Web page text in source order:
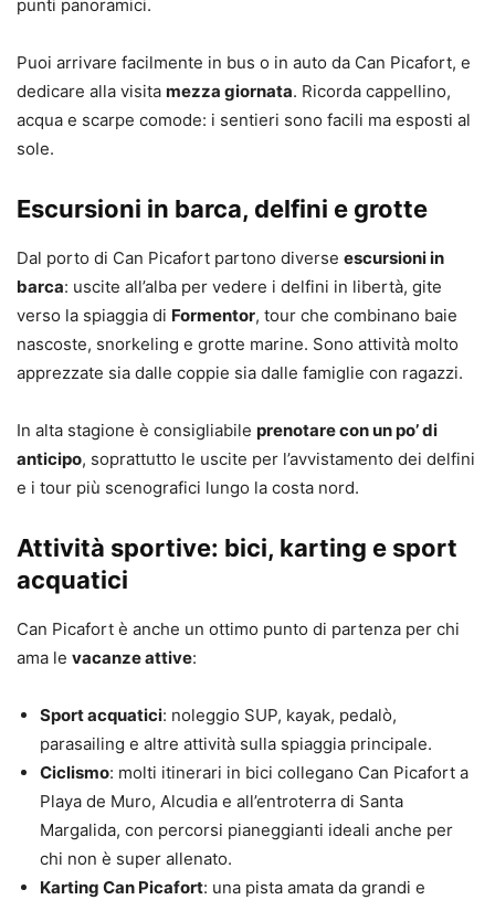
punti panoramici.
Puoi arrivare facilmente in bus o in auto da Can Picafort, e
dedicare alla visita mezza giornata. Ricorda cappellino,
acqua e scarpe comode: i sentieri sono facili ma esposti al
sole.
Escursioni in barca, delfini e grotte
Dal porto di Can Picafort partono diverse escursioni in
barca: uscite all’alba per vedere i delfini in libertà, gite
verso la spiaggia di Formentor, tour che combinano baie
nascoste, snorkeling e grotte marine. Sono attività molto
apprezzate sia dalle coppie sia dalle famiglie con ragazzi.
In alta stagione è consigliabile prenotare con un po’ di
anticipo, soprattutto le uscite per l’avvistamento dei delfini
e i tour più scenografici lungo la costa nord.
Attività sportive: bici, karting e sport
acquatici
Can Picafort è anche un ottimo punto di partenza per chi
ama le vacanze attive:
Sport acquatici: noleggio SUP, kayak, pedalò,
parasailing e altre attività sulla spiaggia principale.
Ciclismo: molti itinerari in bici collegano Can Picafort a
Playa de Muro, Alcudia e all’entroterra di Santa
Margalida, con percorsi pianeggianti ideali anche per
chi non è super allenato.
Karting Can Picafort: una pista amata da grandi e